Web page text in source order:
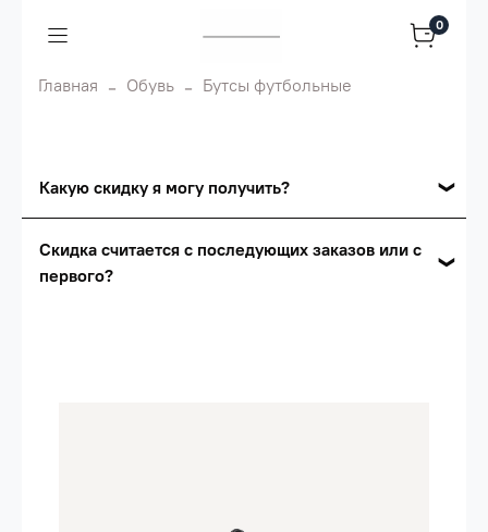
0
Главная Обувь Бутсы футбольные
Какую скидку я могу получить?
Сумма скидки зависит от стоимости вашего
Скидка считается с последующих заказов или с
первого?